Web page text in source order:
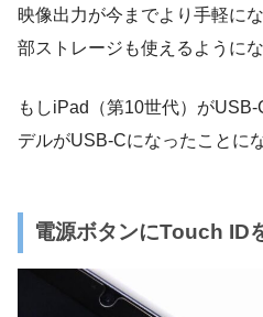
映像出力が今までより手軽に
部ストレージも使えるようにな
もしiPad（第10世代）が
デルがUSB-Cになったことに
電源ボタンにTouch ID